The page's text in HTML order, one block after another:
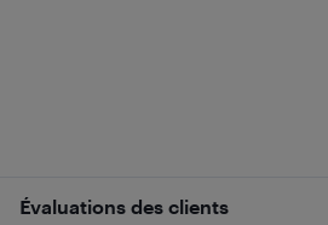
Évaluations des clients